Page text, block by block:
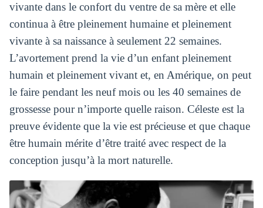
vivante dans le confort du ventre de sa mère et elle
continua à être pleinement humaine et pleinement
vivante à sa naissance à seulement 22 semaines.
L’avortement prend la vie d’un enfant pleinement
humain et pleinement vivant et, en Amérique, on peut
le faire pendant les neuf mois ou les 40 semaines de
grossesse pour n’importe quelle raison. Céleste est la
preuve évidente que la vie est précieuse et que chaque
être humain mérite d’être traité avec respect de la
conception jusqu’à la mort naturelle.